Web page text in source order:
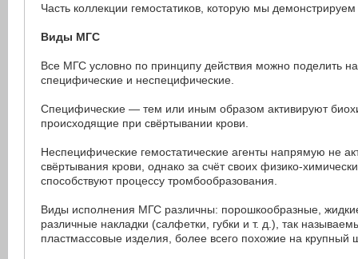
Часть коллекции гемостатиков, которую мы демонстрируем
Виды МГС
Все МГС условно по принципу действия можно поделить
специфические и неспецифические.
Специфические — тем или иным образом активируют
происходящие при свёртывании крови.
Неспецифические гемостатические агенты напрямую не
свёртывания крови, однако за счёт своих физико-
способствуют процессу тромбообразования.
Виды исполнения МГС различны: порошкообразные,
различные накладки (салфетки, губки и т. д.), так
пластмассовые изделия, более всего похожие на крупный